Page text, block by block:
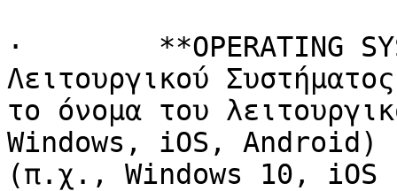
·        **OPERATING
Λειτουργικού
το όνομα του
Windows, iOS, Android)
(π.χ., Windows 10,